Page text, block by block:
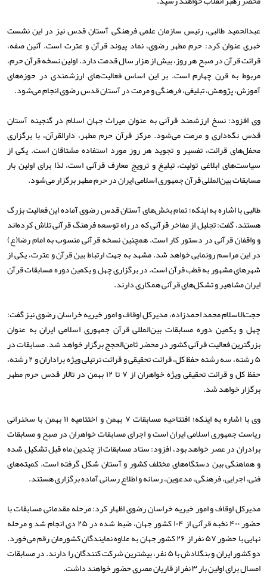
عبدالحمید طالبی، رئیس سازمان علمی فرهنگی آستان قدس نیز در این نشست
خبری عنوان کرد: حرم مطهر رضوی، نماد پیوند قرآن و عترت است. آئین صفه،
قرائت قرآن در صبح هر روز، بیش از هزار سال قدمت دارد. اولین نسخه قرآن حرم،
مربوط به قرن چهارم است. بر این اساس فعالیت‌های ارزشمندی در حوزه‌های
آموزش، پژوهش، تبلیغی، فرهنگی و مرمت در آستان قدس رضوی انجام می‌شود.
وی افزود: نسخ ارزشمند قرآنی به عنوان میراث جهان اسلام در گنجینه آستان
قدس نگه‌داری و مرمت می‌شود. مرکز قرآن حرم مطهر، دارالقرآن، با برگزاری
محفل‌های قرائت، تفسیر و تجوید هر روز مورد استفاده مشتاقان است. یکی از
سیاست‌های ابلاغی تولیت، تبلیغ و ترویج معارف قرآنی است، لذا برای اولین بار
مسابقات بین‌المللی قرآن جمهوری اسلامی ایران در حرم مطهر برگزار می‌شود.
طالبی با اشاره به اینکه؛ تمام بخش‌های آستان قدس رضوی آماده این فعالیت بزرگ
هستند، گفت: تجلیل از مفاخر قرآنی که در راه توسعه فرهنگ قرآنی تلاش کرده‌اند
و واقفان قرآنی در دستور کار است. همچنین نسخه قرآنی منسوب به امام رضا(ع)
در این مراسم رونمایی خواهد شد. مشهد به جهت ارتباط بین قرآن و عترت، یکی از
شهرهای مشهور به قطب قرآن است. در برگزاری چهل و یکمین دوره مسابقات قرآن
ایران مشاهیر و تشکل‌های قرآنی همکاری دارند.
حجت‌الاسلام محمد احمدزاده، مدیرکل اوقاف و امور خیریه خراسان رضوی نیز گفت:
چهل و یکمین دوره مسابقات بین‌المللی قرآن جمهوری اسلامی ایران به عنوان
بزرگترین فعالیت قرآنی کشور در محضر ثامن‌الحجج برگزار خواهد شد. مسابقات در
۵ رشته، سه رشته حفظ کل، قرائت تحقیقی و قرائت ترتیلی ویژه براداران و ۲ رشته،
حفظ کل و قرائت تحقیقی ویژه خواهران از ۷ تا ۱۲ بهمن در تالار قدس حرم مطهر
برگزار خواهد شد.
وی با اشاره به اینکه؛ افتتاحیه مسابقات ۷ بهمن و اختتامیه ۱۱ بهمن با سخنرانی
ریاست جمهوری اسلامی ایران است و اجرای مسابقات خواهران در صبح و مسابقات
برادران در عصر خواهد بود، افزود: ستاد مسابقات از چندین ماه قبل تشکیل شده
و هماهنگی بین دستگاه‌های مختلف کشور و آستان شکل گرفته است. کمیته‌های
فنی، اجرایی، فرهنگی، مدعوین، رسانه و اطلاع رسانی آماده برگزاری هستند.
مدیرکل اوقاف و امور خیریه خراسان رضوی اظهار کرد: مرحله مقدماتی مسابقات با
حضور ۴۰۰ نخبه قرآنی از ۱۰۴ کشور جهان، ضبط شده در ۲۵ دی انجام شد و مرحله
نهایی با حضور ۵۷ نفر از ۲۶ کشور جهان به علاوه نمایندگان کشورمان رقم می‌خورد.
دو کشور ایران و بنگلادش با ۵ نفر، بیشترین شرکت کنندگان را دارند. در مسابقات
امسال برای اولین بار ۳ نفر از قاریان مصری حضور خواهند داشت.